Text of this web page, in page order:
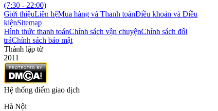
(7:30 - 22:00)
Giới thiệuLiên hệMua hàng và Thanh toánĐiều khoản và Điều
kiệnSitemap
Hình thức thanh toánChính sách vận chuyệnChính sách đổi
trảChính sách bảo mật
Thành lập từ
2011
Hệ thống điểm giao dịch
Hà Nội